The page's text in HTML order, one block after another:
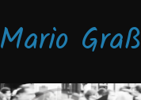
Mario Graß